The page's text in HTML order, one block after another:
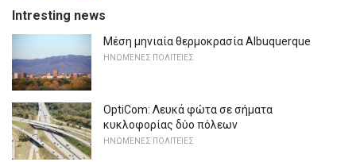
Intresting news
Μέση μηνιαία θερμοκρασία Albuquerque
ΗΝΩΜΈΝΕΣ ΠΟΛΙΤΕΊΕΣ
OptiCom: Λευκά φώτα σε σήματα
κυκλοφορίας δύο πόλεων
ΗΝΩΜΈΝΕΣ ΠΟΛΙΤΕΊΕΣ